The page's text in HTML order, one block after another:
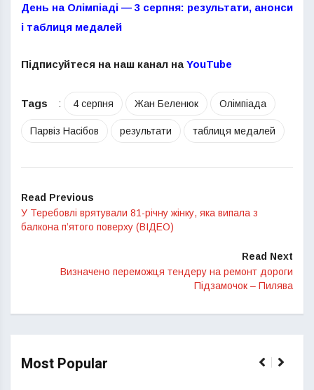
День на Олімпіаді — 3 серпня: результати, анонси
і таблиця медалей
Підписуйтеся на наш канал на YouTube
Tags : 4 серпня Жан Беленюк Олімпіада
Парвіз Насібов результати таблиця медалей
Read Previous
У Теребовлі врятували 81-річну жінку, яка випала з
балкона п’ятого поверху (ВІДЕО)
Read Next
Визначено переможця тендеру на ремонт дороги
Підзамочок – Пилява
Most Popular